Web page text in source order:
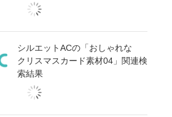
シルエットACの「おしゃれな
クリスマスカード素材04」関連検
索結果